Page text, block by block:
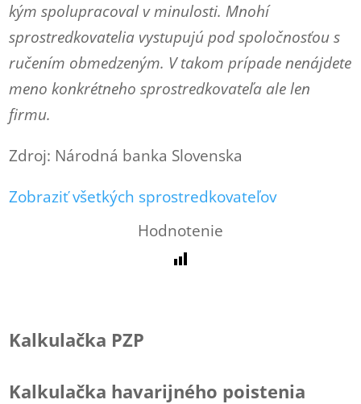
kým spolupracoval v minulosti. Mnohí
sprostredkovatelia vystupujú pod spoločnosťou s
ručením obmedzeným. V takom prípade nenájdete
meno konkrétneho sprostredkovateľa ale len
firmu.
Zdroj: Národná banka Slovenska
Zobraziť všetkých sprostredkovateľov
Hodnotenie
Kalkulačka PZP
Kalkulačka havarijného poistenia